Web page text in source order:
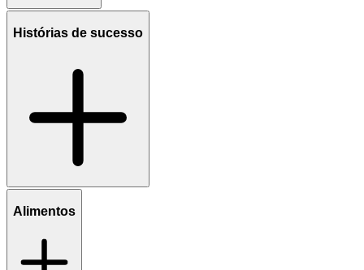
Histórias de sucesso
Alimentos